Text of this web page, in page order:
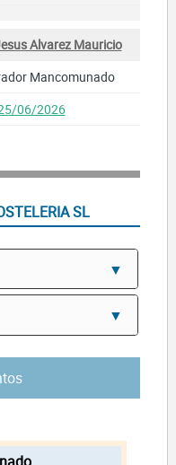
Alvarez Mauricio
Mancomunado
06/2026
SL